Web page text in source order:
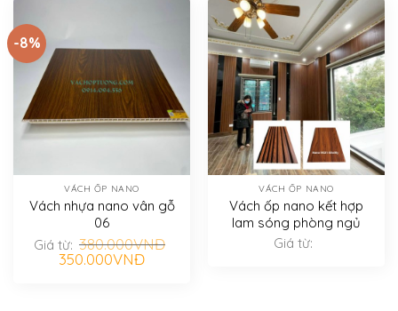
-8%
VÁCH ỐP NANO
Vách nhựa nano vân gỗ
06
Giá từ: 380.000VNĐ
Giá
gốc
350.000VNĐGiá
VÁCH ỐP NANO
Vách ốp nano kết hợp
lam sóng phòng ngủ
Giá từ: